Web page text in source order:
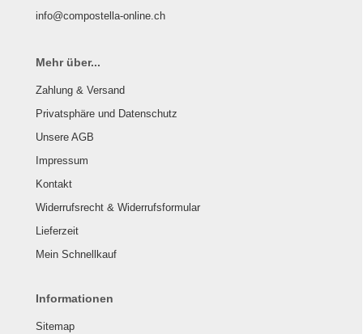
info@compostella-online.ch
Mehr über...
Zahlung & Versand
Privatsphäre und Datenschutz
Unsere AGB
Impressum
Kontakt
Widerrufsrecht & Widerrufsformular
Lieferzeit
Mein Schnellkauf
Informationen
Sitemap